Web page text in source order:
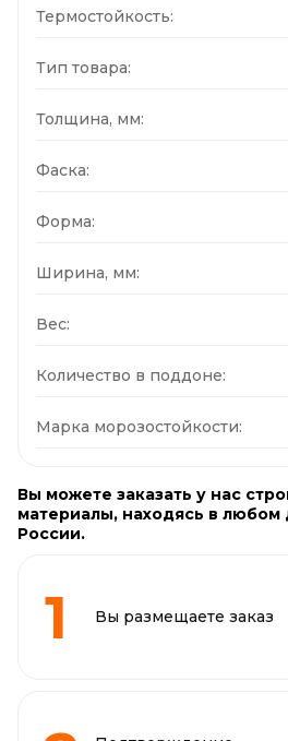
Термостойкость:
Тип товара:
Толщина, мм:
Фаска:
Форма:
Ширина, мм:
Вес:
Количество в поддоне:
Марка морозостойкости:
Вы можете заказать у нас
материалы, находясь в любом
России.
Вы размещаете заказ